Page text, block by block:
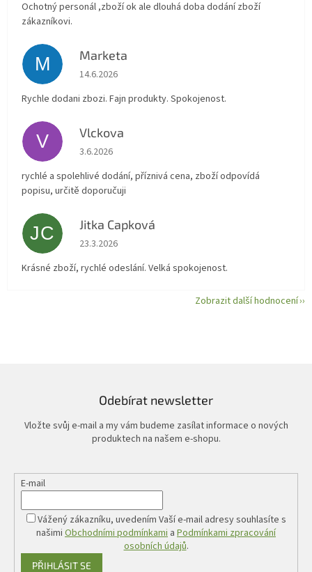
Ochotný personál ,zboží ok ale dlouhá doba dodání zboží
zákazníkovi.
M Marketa
Hodnocení obchodu je 5 z 5 hvězdiček.
14.6.2026
Rychle dodani zbozi. Fajn produkty. Spokojenost.
V Vlckova
Hodnocení obchodu je 5 z 5 hvězdiček.
3.6.2026
rychlé a spolehlivé dodání, příznivá cena, zboží odpovídá
popisu, určitě doporučuji
JC Jitka Capková
Hodnocení obchodu je 5 z 5 hvězdiček.
23.3.2026
Krásné zboží, rychlé odeslání. Velká spokojenost.
Zobrazit další hodnocení
Odebírat newsletter
Vložte svůj e-mail a my vám budeme zasílat informace o nových
produktech na našem e-shopu.
E-mail
Vážený zákazníku, uvedením Vaší e-mail adresy souhlasíte s
našimi Obchodními podmínkami a Podmínkami zpracování
osobních údajů.
PŘIHLÁSIT SE